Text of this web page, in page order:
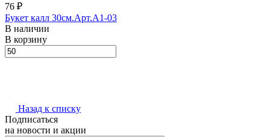
76 ₽
Букет калл 30см.Арт.A1-03
В наличии
В корзину
Назад к списку
Подписаться
на новости и акции